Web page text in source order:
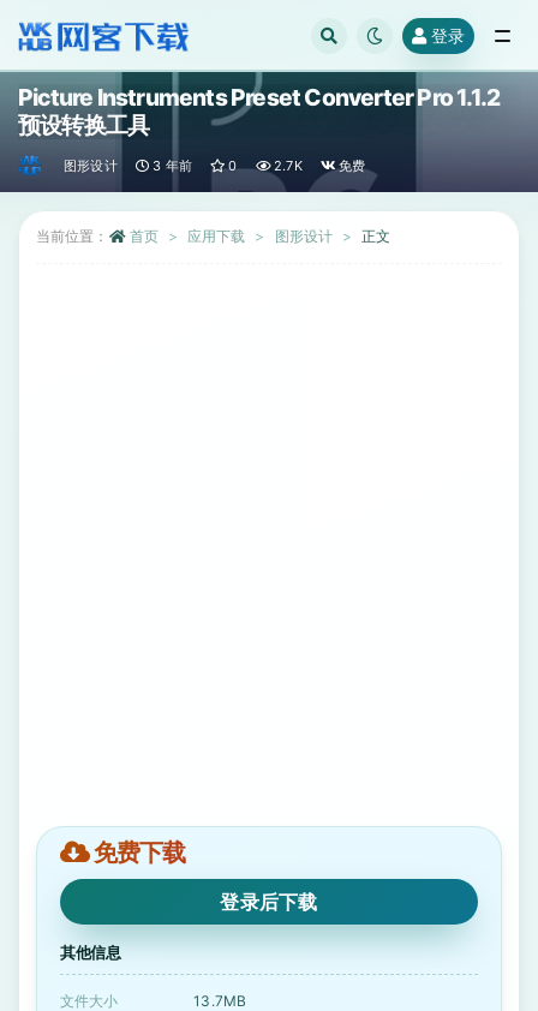
登录
Picture Instruments Preset Converter Pro 1.1.2
预设转换工具
图形设计 3 年前 0 2.7K 免费
当前位置： 首页 应用下载 图形设计 正文
免费下载
登录后下载
其他信息
文件大小 13.7MB
全部